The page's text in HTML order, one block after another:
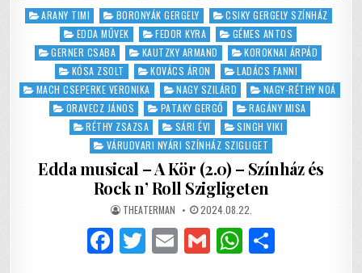
Posted
ARANY TIMI BORONYÁK GERGELY
CSIKY GERGELY SZÍNHÁZ
EDDA MŰVEK
FEDOR KYRA
GÉMES ANTOS
GERNER CSABA
KAUTZKY ARMAND
KOROKNAI ÁRPÁD
KÓSA ZSOLT
KOVÁCS ÁRON
LADÁCS FANNI
MACH CSEPERKE VERONIKA
NAGY SZILÁRD
NAGY-RÉTHY NOÁ
ORAVECZ JÁNOS
PATAKY GERGŐ
RAGÁNY MISA
RÉTHY ZSAZSA
SÁRI ÉVI
SINGH VIKI
VÁRUDVARI NYÁRI SZÍNHÁZ SZIGLIGET
Edda musical – A Kör (2.0) – Színház és
Rock n’ Roll Szigligeten
AUTHOR:
THEATERMAN PUBLISHED
DATE:
2024.08.22.
F T E G W